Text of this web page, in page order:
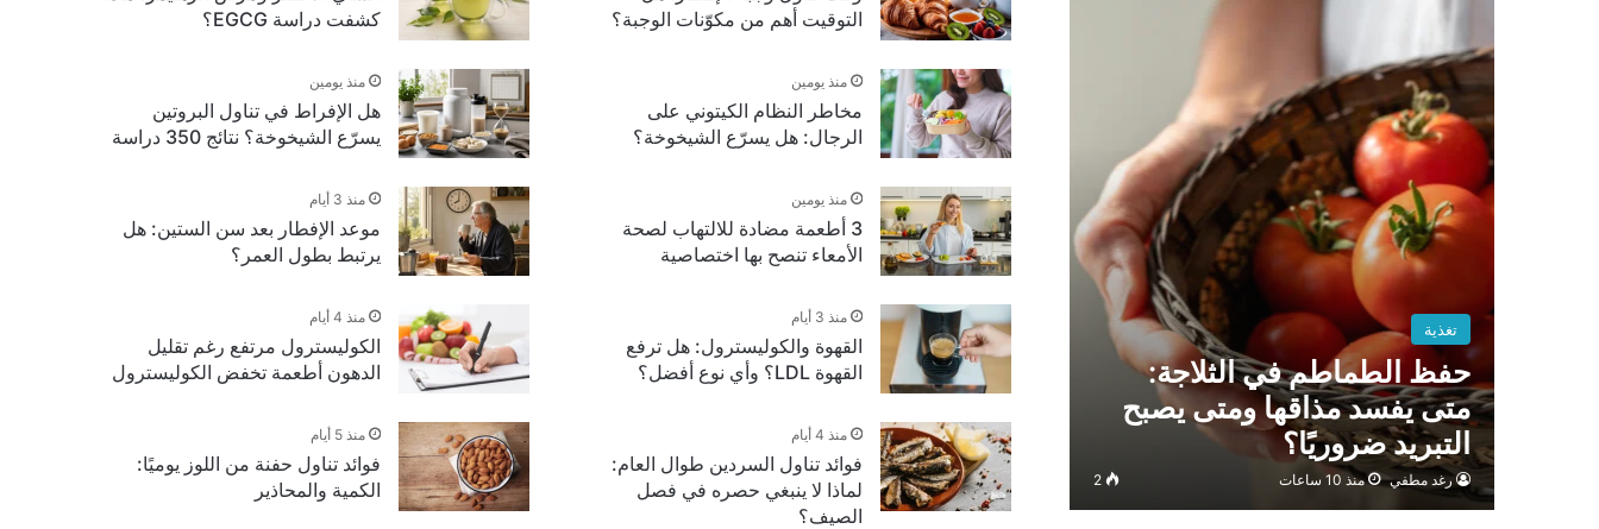
تغذية
حفظ الطماطم في الثلاجة:
متى يفسد مذاقها ومتى يصبح
التبريد ضروريًا؟
رغد مطفي منذ 10 ساعات 2
التوقيت أهم من مكوّنات الوجبة؟
كشفت دراسة EGCG؟
منذ يومين
مخاطر النظام الكيتوني على
الرجال: هل يسرّع الشيخوخة؟
منذ يومين
هل الإفراط في تناول البروتين
يسرّع الشيخوخة؟ نتائج 350 دراسة
منذ يومين
3 أطعمة مضادة للالتهاب لصحة
الأمعاء تنصح بها اختصاصية
منذ 3 أيام
موعد الإفطار بعد سن الستين: هل
يرتبط بطول العمر؟
منذ 3 أيام
القهوة والكوليسترول: هل ترفع
القهوة LDL؟ وأي نوع أفضل؟
منذ 4 أيام
الكوليسترول مرتفع رغم تقليل
الدهون أطعمة تخفض الكوليسترول
منذ 4 أيام
فوائد تناول السردين طوال العام:
لماذا لا ينبغي حصره في فصل
الصيف؟
منذ 5 أيام
فوائد تناول حفنة من اللوز يوميًا:
الكمية والمحاذير